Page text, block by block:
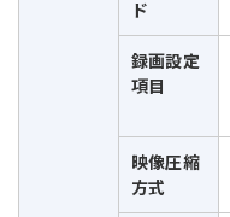
ド
録画設定
項目
映像圧縮
方式